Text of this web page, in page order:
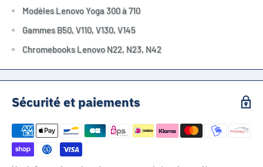
Modèles Lenovo Yoga 300 à 710
Gammes B50, V110, V130, V145
Chromebooks Lenovo N22, N23, N42
Sécurité et paiements